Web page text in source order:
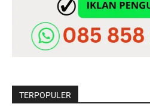
TERPOPULER